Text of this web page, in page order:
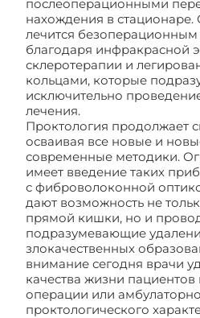
послеоперационными
нахождения в стационаре.
лечится
благодаря инфракрасной
склеротерапии и
кольцами, которые
исключительно
лечения.
Проктология продолжает
осваивая все новые и
современные методики.
имеет введение таких
с фиброволоконной
дают возможность не
прямой кишки, но и
подразумевающие
злокачественных
внимание сегодня врачи
качества жизни
операции или
проктологического